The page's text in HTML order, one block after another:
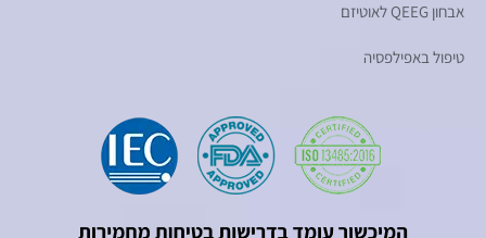
אבחון QEEG לאוטיזם
טיפול באפילפסיה